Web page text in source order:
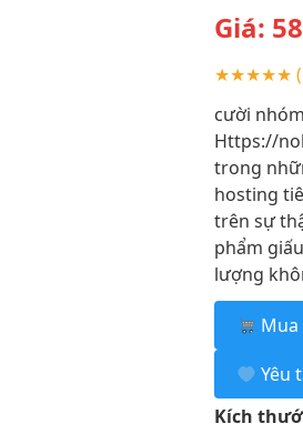
Giá:
★★★★★
cười
Https://
trong
hosting
trên sự
phẩm
lượng
Mua
Yêu
Kích